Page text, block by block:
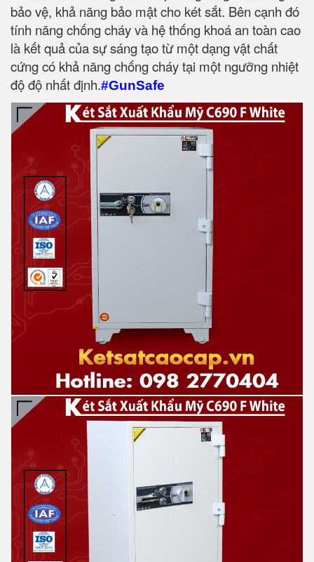
bảo vệ, khả năng bảo mật cho két sắt. Bên cạnh đó
tính năng chống cháy và hệ thống khoá an toàn cao
là kết quả của sự sáng tạo từ một dạng vật chất
cứng có khả năng chống cháy tại một ngưỡng nhiệt
độ độ nhất định.#GunSafe